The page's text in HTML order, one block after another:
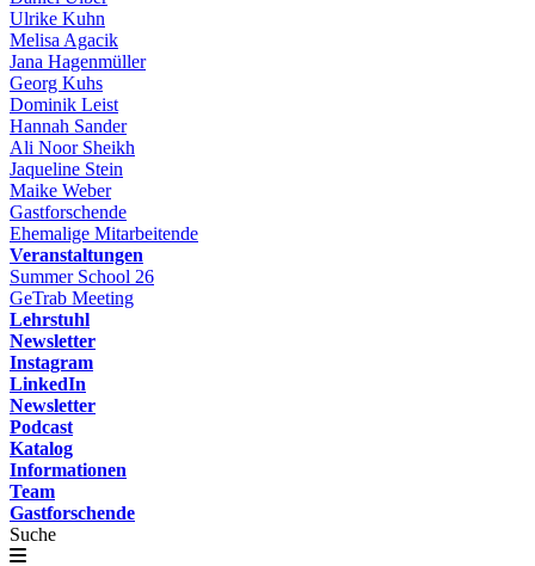
Ulrike Kuhn
Melisa Agacik
Jana Hagenmüller
Georg Kuhs
Dominik Leist
Hannah Sander
Ali Noor Sheikh
Jaqueline Stein
Maike Weber
Gastforschende
Ehemalige Mitarbeitende
Veranstaltungen
Summer School 26
GeTrab Meeting
Lehrstuhl
Newsletter
Instagram
LinkedIn
Newsletter
Podcast
Katalog
Informationen
Team
Gastforschende
Suche